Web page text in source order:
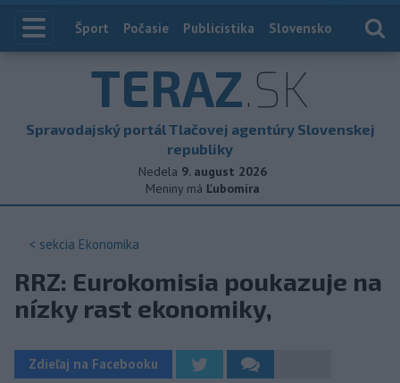
Index
Šport Počasie Publicistika Slovensko
TERAZ.SK
Spravodajský portál Tlačovej agentúry Slovenskej
republiky
Nedela 9. august 2026
Meniny má Ľubomíra
< sekcia Ekonomika
RRZ: Eurokomisia poukazuje na
nízky rast ekonomiky,
Zdieľaj na Facebooku